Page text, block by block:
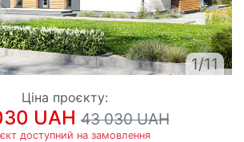
1/11
Ціна проєкту:
UAH43 030 UAH
доступний на замовлення